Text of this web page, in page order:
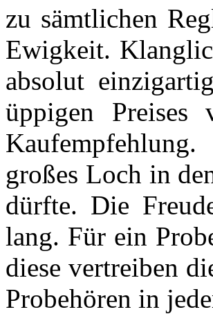
zu sämtlichen
Ewigkeit.
absolut
üppigen
großes Loch in
dürfte. Die
lang. Für ein
diese vertreiben
Probehören in